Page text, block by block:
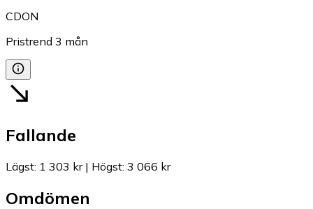
CDON
Pristrend 3 mån
Fallande
Lägst: 1 303 kr| Högst: 3 066 kr
Omdömen